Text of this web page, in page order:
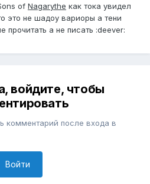
of Nagarythe как тока увидел
это не шадоу вариоры а тени
прочитать а не писать :deever:
войдите, чтобы
комментарий после входа в
Войти